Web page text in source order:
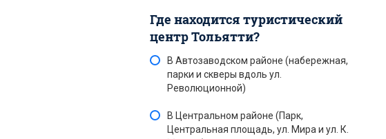
Где находится туристический
центр Тольятти?
В Автозаводском районе (набережная,
парки и скверы вдоль ул.
Революционной)
В Центральном районе (Парк,
Центральная площадь, ул. Мира и ул. К.